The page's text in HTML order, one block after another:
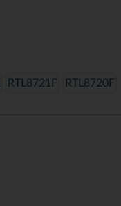
RTL8721F
RTL8720F